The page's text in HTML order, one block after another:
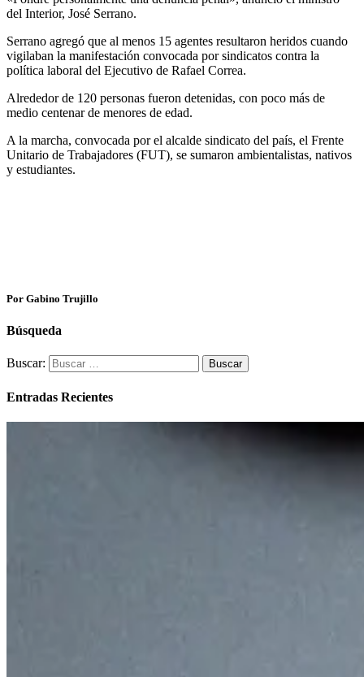
del Interior, José Serrano.
Serrano agregó que al menos 15 agentes resultaron heridos cuando
vigilaban la manifestación convocada por sindicatos contra la
política laboral del Ejecutivo de Rafael Correa.
Alrededor de 120 personas fueron detenidas, con poco más de
medio centenar de menores de edad.
A la marcha, convocada por el alcalde sindicato del país, el Frente
Unitario de Trabajadores (FUT), se sumaron ambientalistas, nativos
y estudiantes.
Por Gabino Trujillo
Búsqueda
Buscar:
Entradas Recientes